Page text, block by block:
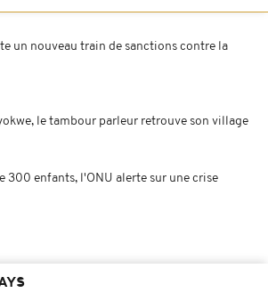
un nouveau train de sanctions contre la
le tambour parleur retrouve son village
300 enfants, l'ONU alerte sur une crise